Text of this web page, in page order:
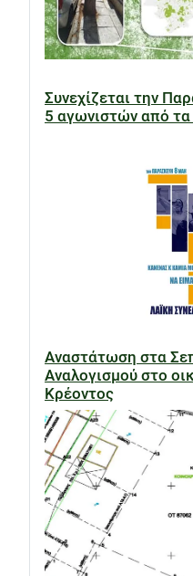
Συνεχίζεται την
5 αγωνιστών από τα
Αναστάτωση στα
Αναλογισμού στο
Κρέοντος